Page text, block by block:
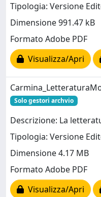
Tipologia: Versione
Dimensione 991.47 kB
Formato Adobe PDF
Visualizza/Apri
Solo gestori archvio
Descrizione: La
Tipologia: Versione
Dimensione 4.17 MB
Formato Adobe PDF
Visualizza/Apri